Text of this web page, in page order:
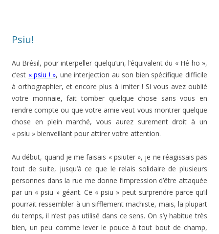
Psiu!
Au Brésil, pour interpeller quelqu’un, l’équivalent du « Hé ho »,
c’est « psiu ! », une interjection au son bien spécifique difficile
à orthographier, et encore plus à imiter ! Si vous avez oublié
votre monnaie, fait tomber quelque chose sans vous en
rendre compte ou que votre amie veut vous montrer quelque
chose en plein marché, vous aurez surement droit à un
« psiu » bienveillant pour attirer votre attention.
Au début, quand je me faisais « psiuter », je ne réagissais pas
tout de suite, jusqu’à ce que le relais solidaire de plusieurs
personnes dans la rue me donne l’impression d’être attaquée
par un « psiu » géant. Ce « psiu » peut surprendre parce qu’il
pourrait ressembler à un sifflement machiste, mais, la plupart
du temps, il n’est pas utilisé dans ce sens. On s’y habitue très
bien, un peu comme lever le pouce à tout bout de champ,